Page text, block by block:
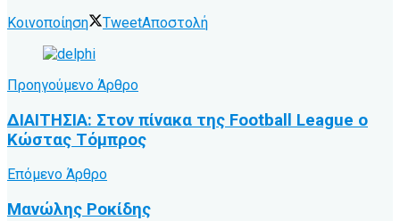
Κοινοποίηση
TweetΑποστολή
Προηγούμενο Άρθρο
ΔΙΑΙΤΗΣΙΑ: Στον πίνακα της Football League ο
Κώστας Τόμπρος
Επόμενο Άρθρο
Μανώλης Ροκίδης